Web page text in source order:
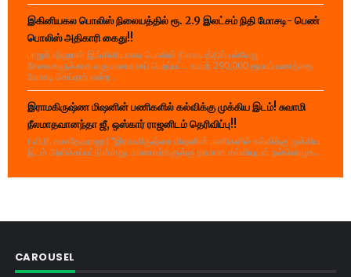
இகினியகல பொலிஸ் நிலையத்தில் ரூ. 2.9 இலட்சம் நிதி மோசடி- பெண்
பொலிஸ் அதிகாரி கைது!!
பாறுக் ஷிஹான் இங்கினியாகல பொலிஸ் நிலையத்தில் பல்வேறு
சேவைகளுக்காக வருமானமாகப் பெறப்பட்ட சுமார் 290,000 ரூபாய் பணத்தை
மோசடி செய்தார் என்ற...
இராமகிருஷ்ண மிஷனின் பணிகளில் கல்விக்கு முக்கிய இடம்! சுவாமி
நீலமாதவானந்தா ஜீ, ஒஸ்கார் ராஜனிடம் தெரிவிப்பு!!
( வி.ரி. சகாதேவராஜா) "இராமகிருஷ்ண மிஷனின் பணிகளில் கல்விக்கு முக்கிய
இடம் அளிக்கப்பட்டுள்ளது. மாணவர்களுக்கு தரமான கல்வியுடன் நல்லொழுக...
CAROUSEL